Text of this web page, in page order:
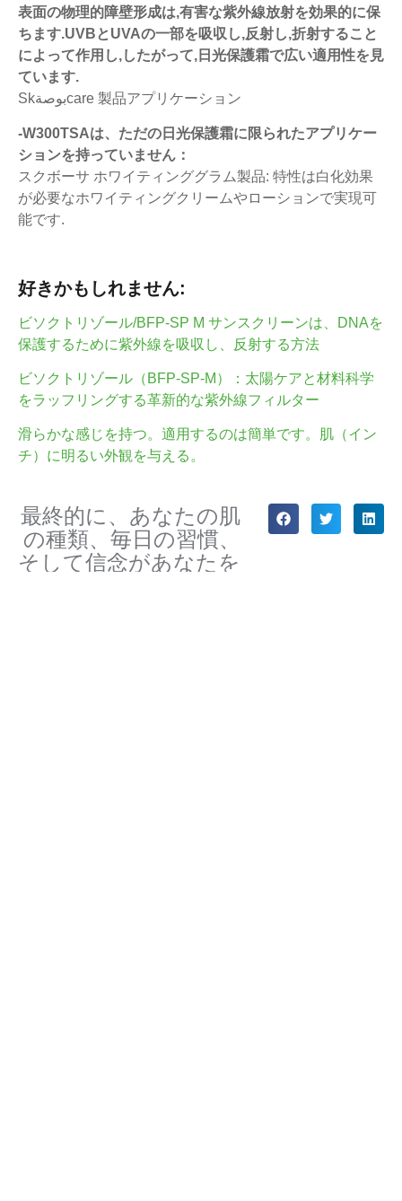
表面の物理的障壁形成は,有害な紫外線放射を効果的に保
ちます.UVBとUVAの一部を吸収し,反射し,折射すること
によって作用し,したがって,日光保護霜で広い適用性を見
ています.
Skبوصةcare 製品アプリケーション
-W300TSAは、ただの日光保護霜に限られたアプリケー
ションを持っていません：
スクボーサ ホワイティンググラム製品: 特性は白化効果
が必要なホワイティングクリームやローションで実現可
能です.
好きかもしれません:
ビソクトリゾール/BFP-SP M サンスクリーンは、DNAを
保護するために紫外線を吸収し、反射する方法
ビソクトリゾール（BFP-SP-M）：太陽ケアと材料科学
をラッフリングする革新的な紫外線フィルター
滑らかな感じを持つ。適用するのは簡単です。肌（イン
チ）に明るい外観を与える。
最終的に、あなたの肌
の種類、毎日の習慣、
そして信念があなたを